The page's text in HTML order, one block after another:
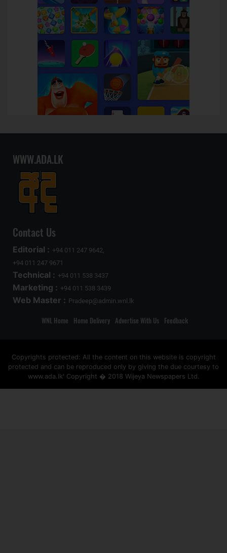
WWW.ADA.LK
Contact Us
Editorial : +94 011 247 9642,
+94 011 247 9671
Technical : +94 011 538 3437
Marketing : +94 011 538 3439
Web Master : Pradeep@admin.wnl.lk
WNL Home Home Delivery Advertise With Us Feedback
Copyrights protected: All the content on this website is copyright
protected and can be reproduced only by giving the due courtesy to
www.ada.lk' Copyright � 2018 Wijeya Newspapers Ltd.